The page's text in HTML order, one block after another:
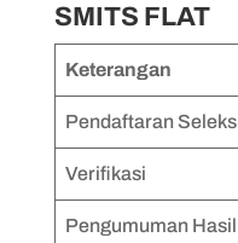
SMITS FLAT
Keterangan
Pendaftaran
Verifikasi
Pengumuman Hasil